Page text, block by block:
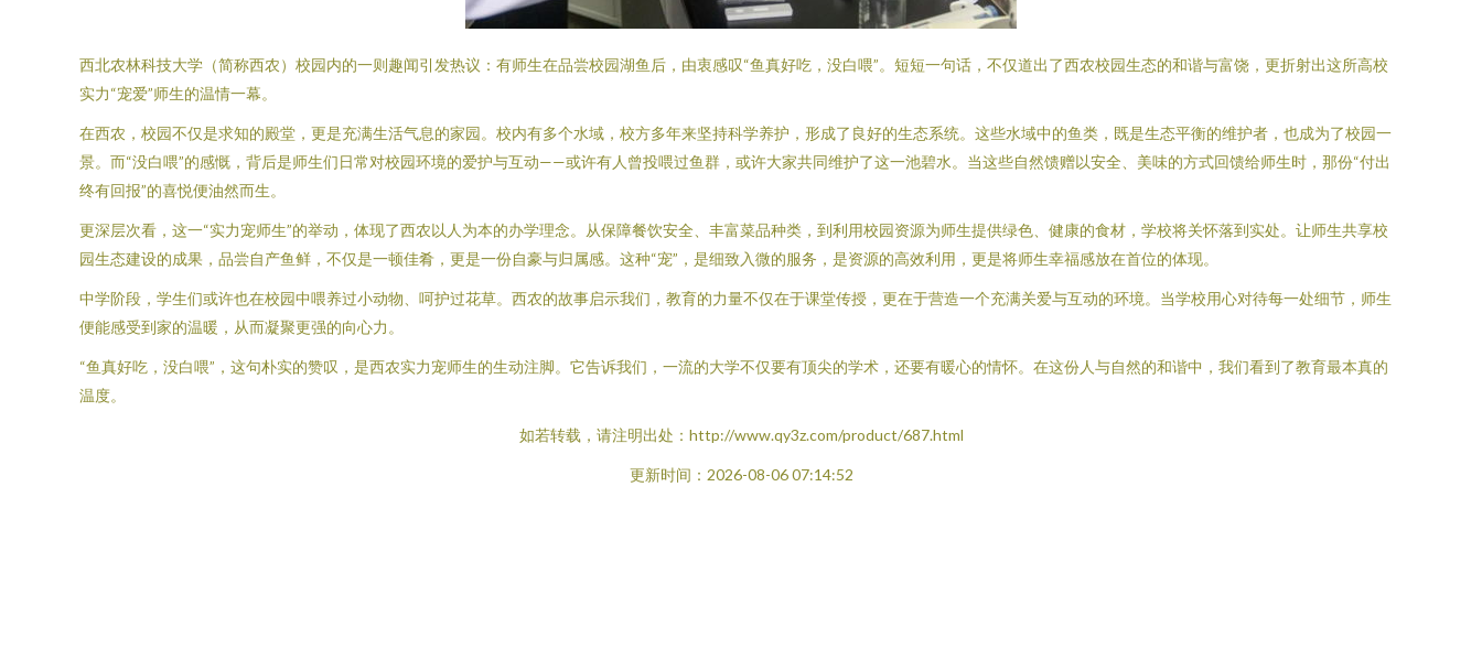
西北农林科技大学（简称西农）校园内的一则趣闻引发热议：有师生在品尝校园湖鱼后，由衷感叹“鱼真好吃，没白喂”。短短一句话，不仅道出了西农校园生态的和谐与富饶，更折射出这所高校
实力“宠爱”师生的温情一幕。
在西农，校园不仅是求知的殿堂，更是充满生活气息的家园。校内有多个水域，校方多年来坚持科学养护，形成了良好的生态系统。这些水域中的鱼类，既是生态平衡的维护者，也成为了校园一
景。而“没白喂”的感慨，背后是师生们日常对校园环境的爱护与互动——或许有人曾投喂过鱼群，或许大家共同维护了这一池碧水。当这些自然馈赠以安全、美味的方式回馈给师生时，那份“付出
终有回报”的喜悦便油然而生。
更深层次看，这一“实力宠师生”的举动，体现了西农以人为本的办学理念。从保障餐饮安全、丰富菜品种类，到利用校园资源为师生提供绿色、健康的食材，学校将关怀落到实处。让师生共享校
园生态建设的成果，品尝自产鱼鲜，不仅是一顿佳肴，更是一份自豪与归属感。这种“宠”，是细致入微的服务，是资源的高效利用，更是将师生幸福感放在首位的体现。
中学阶段，学生们或许也在校园中喂养过小动物、呵护过花草。西农的故事启示我们，教育的力量不仅在于课堂传授，更在于营造一个充满关爱与互动的环境。当学校用心对待每一处细节，师生
便能感受到家的温暖，从而凝聚更强的向心力。
“鱼真好吃，没白喂”，这句朴实的赞叹，是西农实力宠师生的生动注脚。它告诉我们，一流的大学不仅要有顶尖的学术，还要有暖心的情怀。在这份人与自然的和谐中，我们看到了教育最本真的
温度。
如若转载，请注明出处：http://www.qy3z.com/product/687.html
更新时间：2026-08-06 07:14:52